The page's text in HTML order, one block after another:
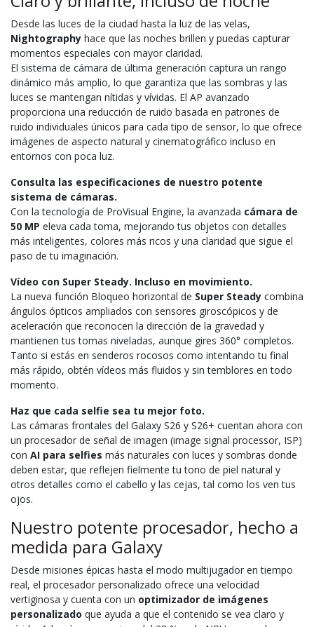
Desde las luces de la ciudad hasta la luz de las velas,
Nightography hace que las noches brillen y puedas capturar
momentos especiales con mayor claridad.
El sistema de cámara de última generación captura un rango
dinámico más amplio, lo que garantiza que las sombras y las
luces se mantengan nítidas y vívidas. El AP avanzado
proporciona una reducción de ruido basada en patrones de
ruido individuales únicos para cada tipo de sensor, lo que ofrece
imágenes de aspecto natural y cinematográfico incluso en
entornos con poca luz.
Consulta las especificaciones de nuestro potente
sistema de cámaras.
Con la tecnología de ProVisual Engine, la avanzada cámara de
50 MP eleva cada toma, mejorando tus objetos con detalles
más inteligentes, colores más ricos y una claridad que sigue el
paso de tu imaginación.
Vídeo con Super Steady. Incluso en movimiento.
La nueva función Bloqueo horizontal de Super Steady combina
ángulos ópticos ampliados con sensores giroscópicos y de
aceleración que reconocen la dirección de la gravedad y
mantienen tus tomas niveladas, aunque gires 360° completos.
Tanto si estás en senderos rocosos como intentando tu final
más rápido, obtén vídeos más fluidos y sin temblores en todo
momento.
Haz que cada selfie sea tu mejor foto.
Las cámaras frontales del Galaxy S26 y S26+ cuentan ahora con
un procesador de señal de imagen (image signal processor, ISP)
con AI para selfies más naturales con luces y sombras donde
deben estar, que reflejen fielmente tu tono de piel natural y
otros detalles como el cabello y las cejas, tal como los ven tus
ojos.
Nuestro potente procesador, hecho a
medida para Galaxy
Desde misiones épicas hasta el modo multijugador en tiempo
real, el procesador personalizado ofrece una velocidad
vertiginosa y cuenta con un optimizador de imágenes
personalizado que ayuda a que el contenido se vea claro y